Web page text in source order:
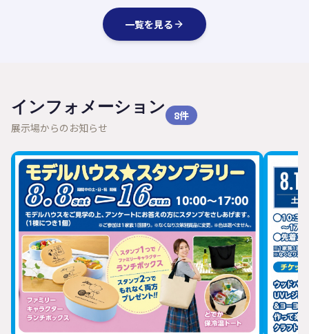
一覧を見る
インフォメーション
展示場からのお知らせ
8件